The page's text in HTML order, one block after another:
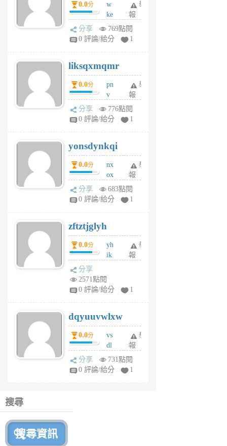
月
前
0.0分
w
ke
rv
pj
6
個
月
前
舉
報
分享
769點閱
0 評論/給分
1
liksqxmqmr
0.0分
pn
v
wt
sv
6
個
月
前
舉
報
分享
776點閱
0 評論/給分
1
yonsdynkqi
0.0分
nx
ox
rh
pe
月
前
舉
報
分享
683點閱
0 評論/給分
1
zftztjglyh
0.0分
yh
ik
tu
6
個
月
前
舉
報
分享
2571點閱
0 評論/給分
1
dqyuuvwlxw
0.0分
vs
dl
sq
fy
舉
報
分享
731點閱
0 評論/給分
1
搜尋